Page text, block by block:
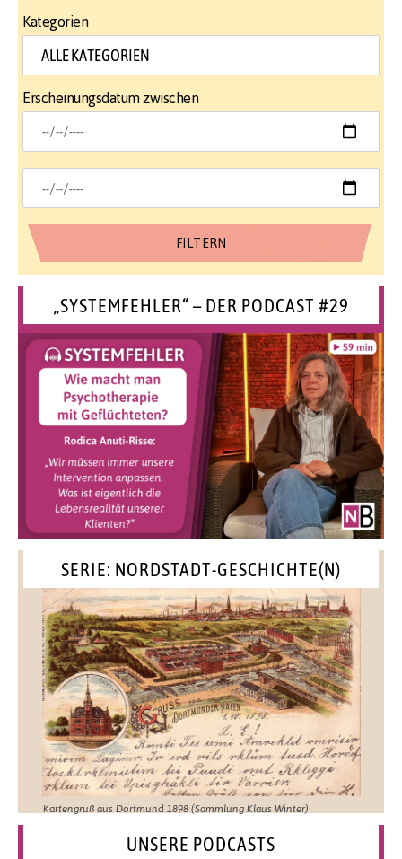
Kategorien
Erscheinungsdatum zwischen
„SYSTEMFEHLER“ – DER PODCAST #29
SERIE: NORDSTADT-GESCHICHTE(N)
Kartengruß aus Dortmund 1898 (Sammlung Klaus Winter)
UNSERE PODCASTS